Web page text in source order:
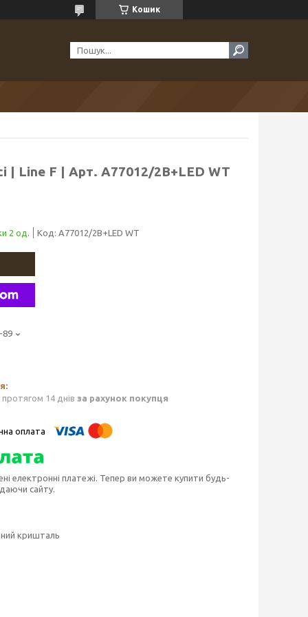
Кошик
| Line F | Арт. A77012/2B+LED WT
2 од. Код: A77012/2B+LED WT
89
14 днів за рахунок покупця
електронні платежі. Тепер ви можете купити будь-
сайту.
кришталь